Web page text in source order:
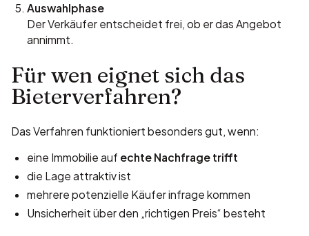
Auswahlphase
Der Verkäufer entscheidet frei, ob er das Angebot
annimmt.
Für wen eignet sich das
Bieterverfahren?
Das Verfahren funktioniert besonders gut, wenn:
eine Immobilie auf echte Nachfrage trifft
die Lage attraktiv ist
mehrere potenzielle Käufer infrage kommen
Unsicherheit über den „richtigen Preis“ besteht